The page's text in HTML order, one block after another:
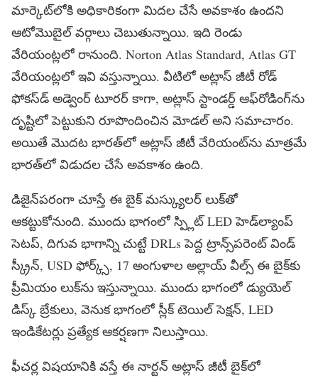
మార్కెట్‌లోకి అధికారికంగా విుదల చేసే అవకాశం ఉందని
ఆటోమొబైల్ వర్గాలు చెబుతున్నాయి. ఇది రెండు
వేరియంట్లలో రానుంది. Norton Atlas Standard, Atlas GT
వేరియంట్లలో ఇవి వస్తున్నాయి. వీటిలో అట్లాస్ జీటీ రోడ్
ఫోకస్‌డ్ అడ్వెంర్ టూరర్ కాగా, అట్లాస్ స్టాండర్డ్ ఆఫ్‌రోడింగ్‌ను
దృష్టిలో పెట్టుకుని రూపొందించిన మోడల్‌ అని సమాచారం.
అయితే మొదట భారత్‌లో అట్లాస్ జీటీ వేరియంట్‌ను మాత్రమే
భారత్‌లో విడుదల చేసే అవకాశం ఉంది.
డిజైన్‌పరంగా చూస్తే ఈ బైక్ మస్క్యులర్ లుక్‌తో
ఆకట్టుకోనుంది. ముందు భాగంలో స్ప్లిట్LEDహెడ్‌ల్యాంప్
సెటప్, దిగువ భాగాన్ని చుట్టే DRLsపెద్ద ట్రాన్స్‌పరెంట్ విండ్
స్క్రీన్, USD ఫోర్క్స్, 17 అంగుళాల అల్లాయ్ వీల్స్ ఈ బైక్‌కు
ప్రీమియం లుక్‌ను ఇస్తున్నాయి. ముందు భాగంలో డ్యుయెల్
డిస్క్ బ్రేకులు, వెనుక భాగంలో స్లీక్ టెయిల్ సెక్షన్, LED
ఇండికేటర్లు ప్రత్యేక ఆకర్షణగా నిలుస్తాయి.
ఫీచర్ల విషయానికి వస్తే ఈ నార్టన్ అట్లాస్ జీటీ బైక్‌లో